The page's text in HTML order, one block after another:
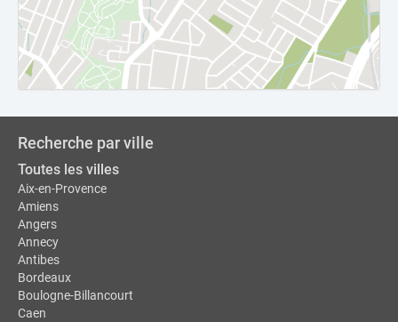
Recherche par ville
Toutes les villes
Aix-en-Provence
Amiens
Angers
Annecy
Antibes
Bordeaux
Boulogne-Billancourt
Caen